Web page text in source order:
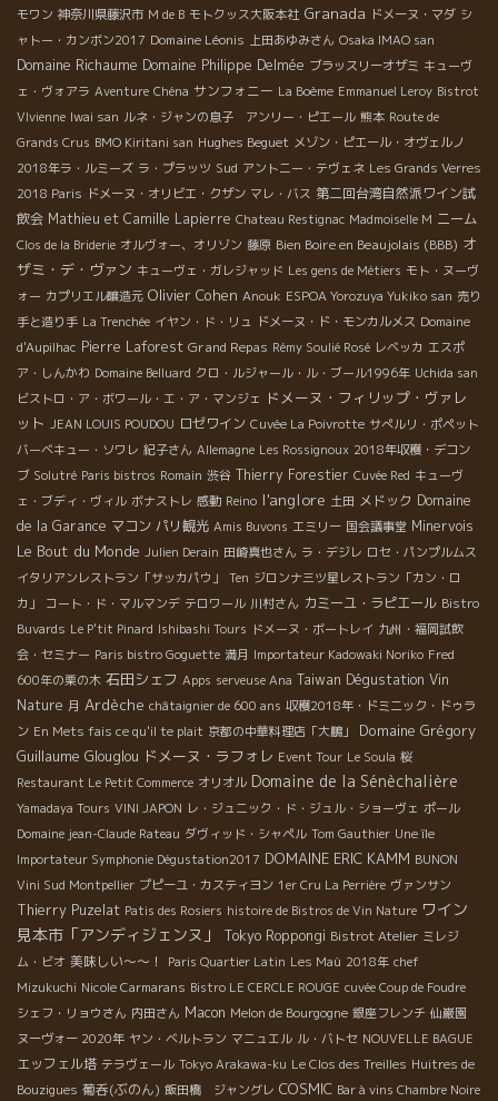
モワン 神奈川県藤沢市 M de B モトクッス大阪本社 Granada ドメーヌ・マダ シ
ャトー・カンボン2017 Domaine Léonis 上田あゆみさん Osaka IMAO san
Domaine Richaume Domaine Philippe Delmée ブラッスリーオザミ キューヴ
ェ・ヴォアラ Aventure Chéna サンフォニー La Boème Emmanuel Leroy Bistrot
VIvienne Iwai san ルネ・ジャンの息子 アンリー・ピエール 熊本 Route de
Grands Crus BMO Kiritani san Hughes Beguet メゾン・ピエール・オヴェルノ
2018年ラ・ルミーズ ラ・プラッツ Sud アントニー・テヴェネ Les Grands Verres
2018 Paris ドメーヌ・オリビエ・クザン マレ・バス 第二回台湾自然派ワイン試
飲会 Mathieu et Camille Lapierre Chateau Restignac Madmoiselle M ニーム
Clos de la Briderie オルヴォー、オリゾン 藤原 Bien Boire en Beaujolais (BBB) オ
ザミ・デ・ヴァン キューヴェ・ガレジャッド Les gens de Métiers モト・ヌーヴ
ォー カプリエル醸造元 Olivier Cohen Anouk ESPOA Yorozuya Yukiko san 売り
手と造り手 La Trenchée イヤン・ド・リュ ドメーヌ・ド・モンカルメス Domaine
d'Aupilhac Pierre Laforest Grand Repas Rémy Soulié Rosé レベッカ エスポ
ア・しんかわ Domaine Belluard クロ・ルジャール・ル・ブール1996年 Uchida san
ビストロ・ア・ボワール・エ・ア・マンジェ ドメーヌ・フィリップ・ヴァレ
ット JEAN LOUIS POUDOU ロゼワイン Cuvée La Poivrotte サぺルリ・ポペット
バーベキュー・ソワレ 紀子さん Allemagne Les Rossignoux 2018年収穫・デコン
ブ Solutré Paris bistros Romain 渋谷 Thierry Forestier Cuvée Red キューヴ
ェ・ブディ・ヴィル ボナストレ 感動 Reino l'anglore 土田 メドック Domaine
de la Garance マコン パリ観光 Amis Buvons エミリー 国会議事堂 Minervois
Le Bout du Monde Julien Derain 田崎真也さん ラ・デジレ ロセ・パンプルムス
イタリアンレストラン「サッカパウ」
Ten ジロンナ三ツ星レストラン「カン・ロ
カ」
コート・ド・マルマンデ テロワール 川村さん カミーユ・ラピエール Bistro
Buvards Le P'tit Pinard Ishibashi Tours ドメーヌ・ボートレイ 九州・福岡試飲
会・セミナー Paris bistro Goguette 満月 Importateur Kadowaki Noriko Fred
600年の栗の木 石田シェフ Apps serveuse Ana Taiwan Dégustation Vin
Nature 月 Ardèche châtaignier de 600 ans 収穫2018年・ドミニック・ドゥラ
ン En Mets fais ce qu'il te plait 京都の中華料理店「大鵬」
Domaine Grégory
Guillaume Glouglou ドメーヌ・ラフォレ Event Tour Le Soula 桜
Restaurant Le Petit Commerce オリオル Domaine de la Sénèchalière
Yamadaya Tours VINI JAPON レ・ジュニック・ド・ジュル・ショーヴェ ポール
Domaine jean-Claude Rateau ダヴィッド・シャペル Tom Gauthier Une île
Importateur Symphonie Dégustation2017 DOMAINE ERIC KAMM BUNON
Vini Sud Montpellier プピーユ・カスティヨン 1er Cru La Perrière ヴァンサン
Thierry Puzelat Patis des Rosiers histoire de Bistros de Vin Nature ワイン
見本市「アンディジェンヌ」
Tokyo Roppongi Bistrot Atelier ミレジ
ム・ビオ 美味しい～～！ Paris Quartier Latin Les Maù 2018年 chef
Mizukuchi Nicole Carmarans Bistro LE CERCLE ROUGE cuvée Coup de Foudre
シェフ・リョウさん 内田さん Macon Melon de Bourgogne 銀座フレンチ 仙巌園
ヌーヴォー 2020年 ヤン・ベルトラン マニュエル ル・バトセ NOUVELLE BAGUE
エッフェル塔 テラヴェール Tokyo Arakawa-ku Le Clos des Treilles Huitres de
Bouzigues 葡呑(ぶのん) 飯田橋 ジャングレ COSMIC Bar à vins Chambre Noire